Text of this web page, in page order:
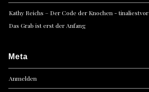
Kathy Reichs – Der Code der Knochen - tinaliestvor
Das Grab ist erst der Anfang
Meta
Anmelden